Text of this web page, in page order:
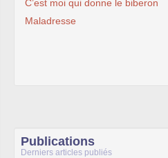
C’est moi qui donne le biberon
Maladresse
Publications
Derniers articles publiés